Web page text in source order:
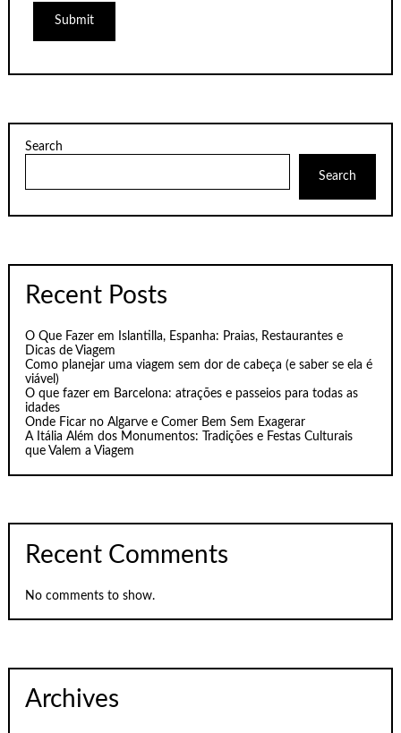
Search
Search
Recent Posts
O Que Fazer em Islantilla, Espanha: Praias, Restaurantes e
Dicas de Viagem
Como planejar uma viagem sem dor de cabeça (e saber se ela é
viável)
O que fazer em Barcelona: atrações e passeios para todas as
idades
Onde Ficar no Algarve e Comer Bem Sem Exagerar
A Itália Além dos Monumentos: Tradições e Festas Culturais
que Valem a Viagem
Recent Comments
No comments to show.
Archives